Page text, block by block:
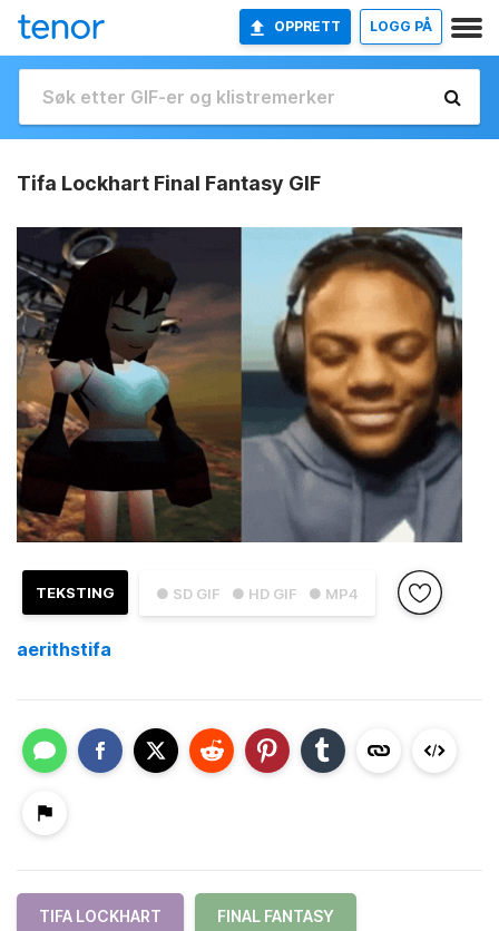
OPPRETT LOGG PÅ
Tifa Lockhart Final Fantasy GIF
● SD GIF ● HD GIF ● MP4
TEKSTING
aerithstifa
TIFA LOCKHART FINAL FANTASY